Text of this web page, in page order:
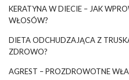
KERATYNA W DIECIE – JAK
WŁOSÓW?
DIETA ODCHUDZAJĄCA Z
ZDROWO?
AGREST – PROZDROWOTNE